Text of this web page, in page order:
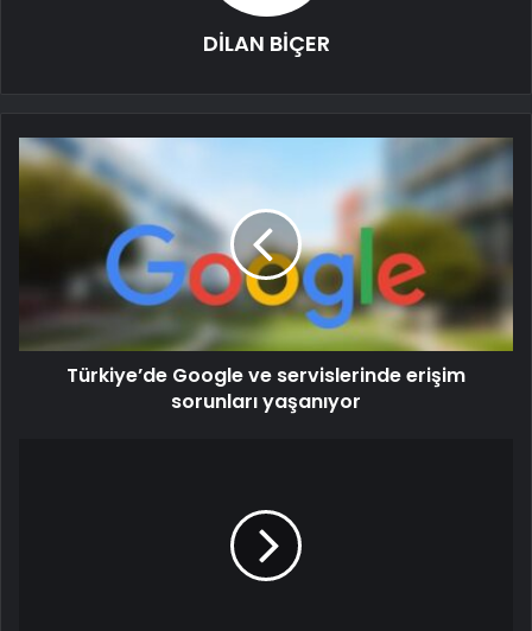
DİLAN BİÇER
Türkiye’de Google ve servislerinde erişim
sorunları yaşanıyor